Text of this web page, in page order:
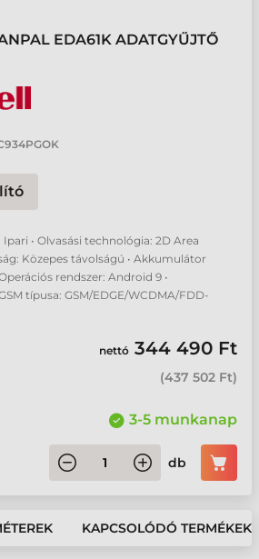
EDA61K ADATGYŰJTŐ
• Olvasási technológia: 2D Area
Közepes távolságú • Akkumulátor
rendszer: Android 9 •
típusa: GSM/EDGE/WCDMA/FDD-
nettó 344 490 Ft
(437 502 Ft)
3-5 munkanap
db
KAPCSOLÓDÓ TERMÉKEK